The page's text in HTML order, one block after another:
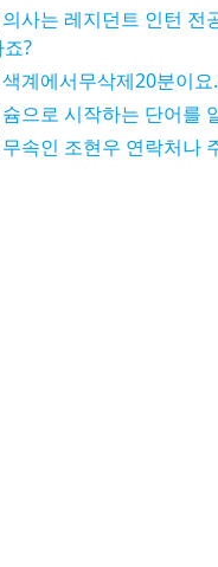
의사는 레지던트 인턴 전
?
색계에서무삭제20분이
슘으로 시작하는 단어를
무속인 조현우 연락처나